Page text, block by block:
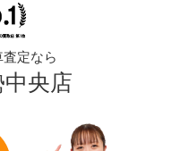
定なら
央店